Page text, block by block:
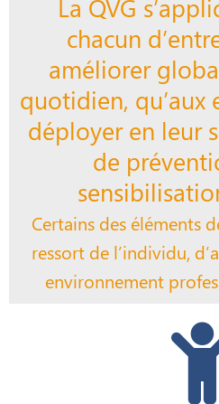
chacun
améliorer
quotidien, qu’aux
déployer en leur
de
Certains des éléments
ressort de l’individu,
environnement